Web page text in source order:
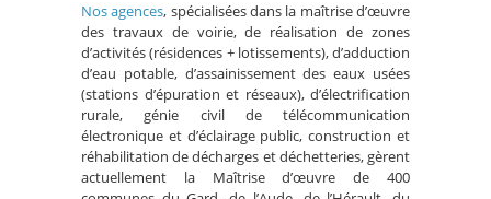
Nos agences, spécialisées dans la maîtrise d’œuvre
des travaux de voirie, de réalisation de zones
d’activités (résidences + lotissements), d’adduction
d’eau potable, d’assainissement des eaux usées
(stations d’épuration et réseaux), d’électrification
rurale, génie civil de télécommunication
électronique et d’éclairage public, construction et
réhabilitation de décharges et déchetteries, gèrent
actuellement la Maîtrise d’œuvre de 400